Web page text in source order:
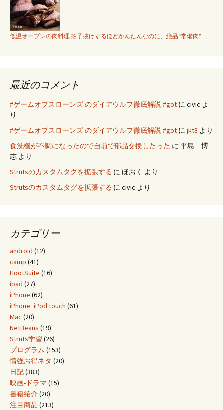
低温オーブンの肉料理 拍子抜けするほどかんたんなのに、絶品“常備肉”
最近のコメント
#ゲームオブスローンズ のダイアウルフ徹底解説 #got に civic よ
り
#ゲームオブスローンズ のダイアウルフ徹底解説 #got に jkt8 より
食洗機が不調になったので自前で部品交換したった に 平島 博
志 より
Strutsのカスタムタグを拡張する に ほおく より
Strutsのカスタムタグを拡張する に civic より
カテゴリー
android (12)
camp (41)
HootSuite (16)
ipad (27)
iPhone (62)
iPhone_iPod touch (61)
Mac (20)
NetBeans (19)
Struts学習 (26)
プログラム (153)
情強お得ネタ (20)
日記(383)
映画-ドラマ (15)
書籍紹介(20)
注目商品 (213)